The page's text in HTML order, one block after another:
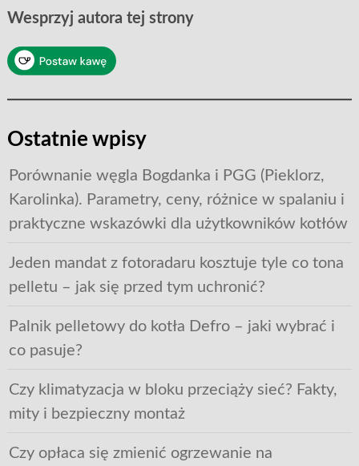
Wesprzyj autora tej strony
Ostatnie wpisy
Porównanie węgla Bogdanka i PGG (Pieklorz,
Karolinka). Parametry, ceny, różnice w spalaniu i
praktyczne wskazówki dla użytkowników kotłów
Jeden mandat z fotoradaru kosztuje tyle co tona
pelletu – jak się przed tym uchronić?
Palnik pelletowy do kotła Defro – jaki wybrać i
co pasuje?
Czy klimatyzacja w bloku przeciąży sieć? Fakty,
mity i bezpieczny montaż
Czy opłaca się zmienić ogrzewanie na